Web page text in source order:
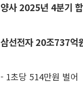
양사 2025년 4분기
삼선전자 20조737억
- 1초당 514만원 벌어